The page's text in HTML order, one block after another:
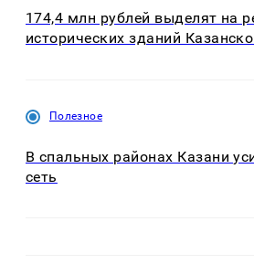
174,4 млн рублей выделят на
исторических зданий
Полезное
В спальных районах Казани
сеть